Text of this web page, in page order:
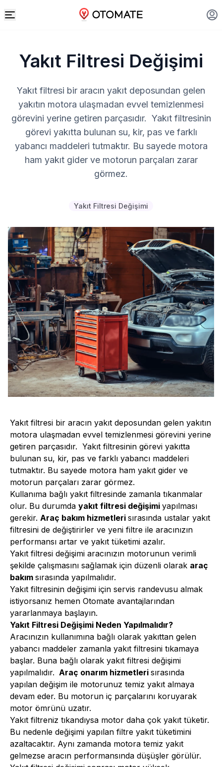
Yakıt Filtresi Değişimi
Yakıt filtresi bir aracın yakıt deposundan gelen
yakıtın motora ulaşmadan evvel temizlenmesi
görevini yerine getiren parçasıdır. Yakıt filtresinin
görevi yakıtta bulunan su, kir, pas ve farklı
yabancı maddeleri tutmaktır. Bu sayede motora
ham yakıt gider ve motorun parçaları zarar
görmez.
Yakıt Filtresi Değişimi
Yakıt filtresi bir aracın yakıt deposundan gelen yakıtın
motora ulaşmadan evvel temizlenmesi görevini yerine
getiren parçasıdır. Yakıt filtresinin görevi yakıtta
bulunan su, kir, pas ve farklı yabancı maddeleri
tutmaktır. Bu sayede motora ham yakıt gider ve
motorun parçaları zarar görmez.
Kullanıma bağlı yakıt filtresinde zamanla tıkanmalar
olur. Bu durumda yakıt filtresi değişimi yapılması
gerekir. Araç bakım hizmetleri sırasında ustalar yakıt
filtresini de değiştirirler ve yeni filtre ile aracınızın
performansı artar ve yakıt tüketimi azalır.
Yakıt filtresi değişimi aracınızın motorunun verimli
şekilde çalışmasını sağlamak için düzenli olarak araç
bakım sırasında yapılmalıdır.
Yakıt filtresinin değişimi için servis randevusu almak
istiyorsanız hemen Otomate avantajlarından
yararlanmaya başlayın.
Yakıt Filtresi Değişimi Neden Yapılmalıdır?
Aracınızın kullanımına bağlı olarak yakıttan gelen
yabancı maddeler zamanla yakıt filtresini tıkamaya
başlar. Buna bağlı olarak yakıt filtresi değişimi
yapılmalıdır. Araç onarım hizmetleri sırasında
yapılan değişim ile motorunuz temiz yakıt almaya
devam eder. Bu motorun iç parçalarını koruyarak
motor ömrünü uzatır.
Yakıt filtreniz tıkandıysa motor daha çok yakıt tüketir.
Bu nedenle değişimi yapılan filtre yakıt tüketimini
azaltacaktır. Aynı zamanda motora temiz yakıt
gelmezse aracın performansında düşüşler görülür.